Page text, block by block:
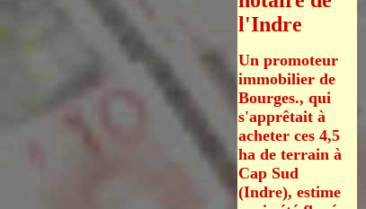
l'Indre
Un promoteur
immobilier de
Bourges., qui
s'apprêtait à
acheter ces 4,5
ha de terrain à
Cap Sud
(Indre), estime